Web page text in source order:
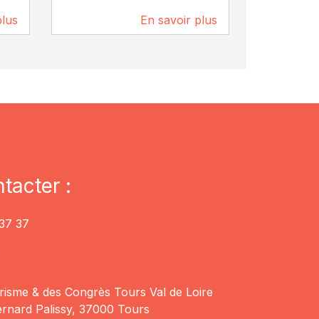
En savoir plus
:
37
& des Congrès Tours Val de Loire
Palissy, 37000 Tours